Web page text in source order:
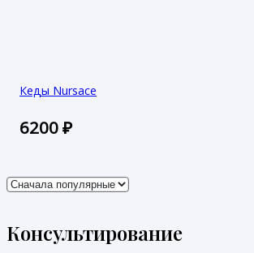
Кеды Nursace
6200₽
Консультирование